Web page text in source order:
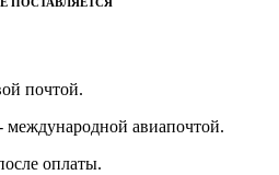
почтой.
международной авиапочтой.
оплаты.